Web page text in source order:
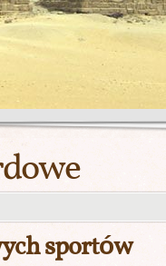
sportów